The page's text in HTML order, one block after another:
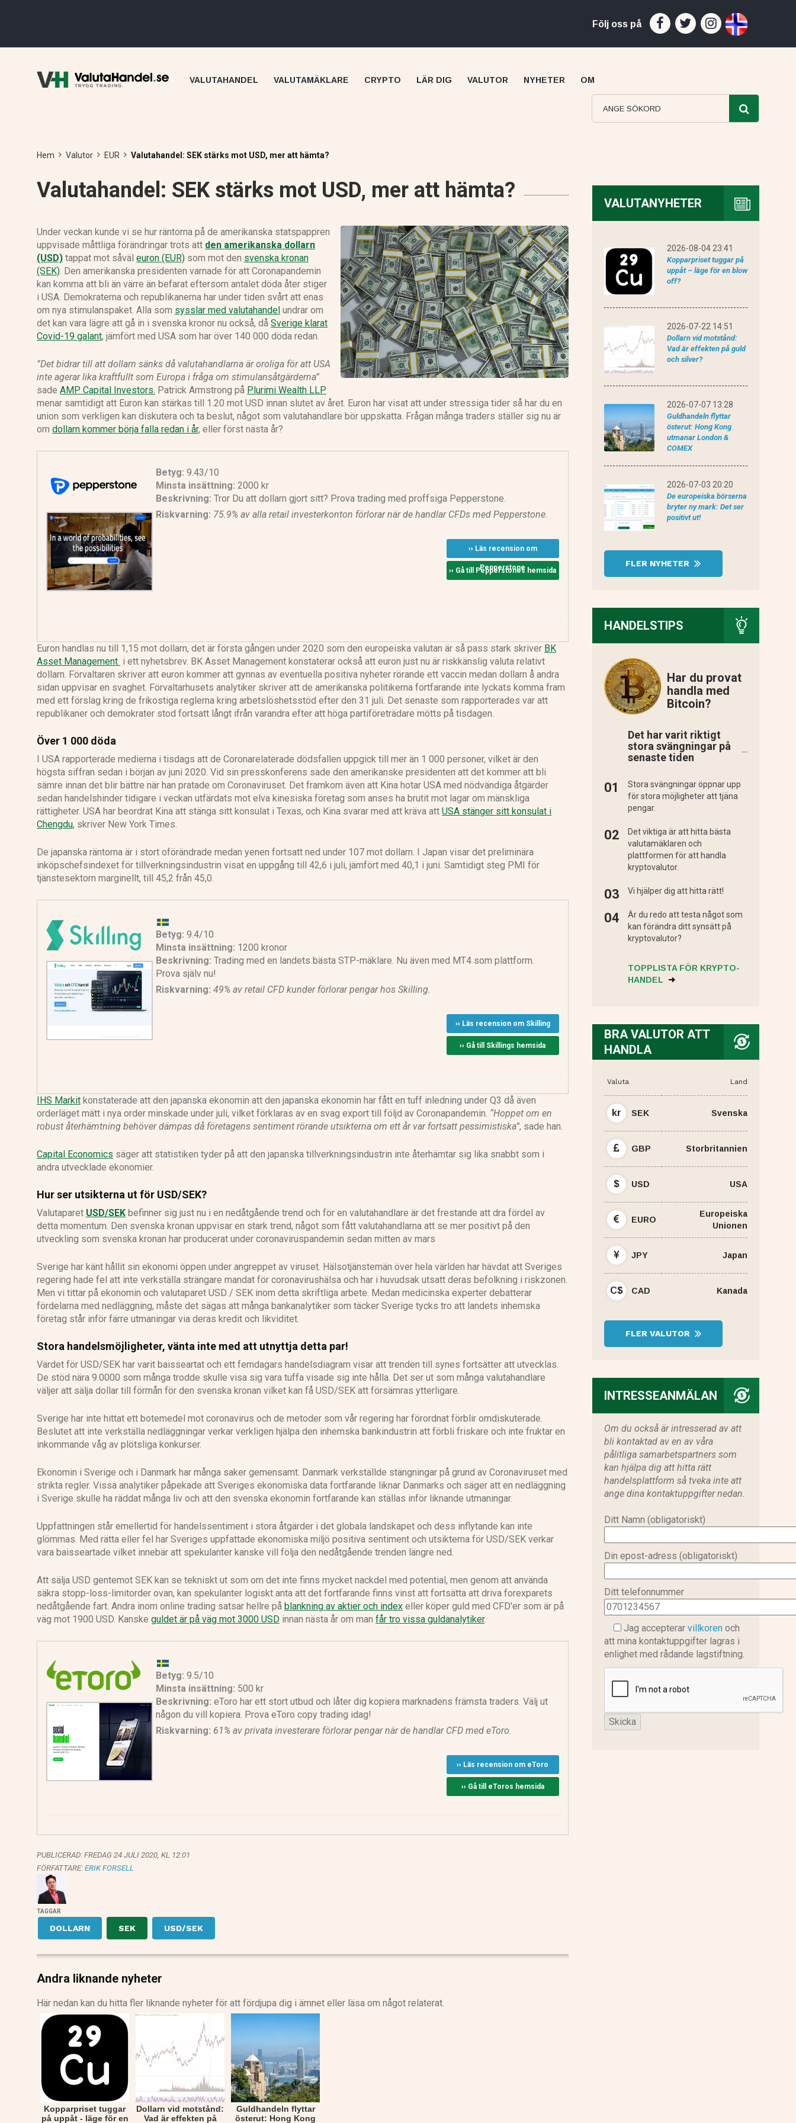
Följ oss på
VALUTAHANDEL VALUTAMÄKLARE
eToro recension CMC Markets recension
IG recension Plus 500 recension
CRYPTO LÄR DIG VALUTOR NYHETER OM
Hem Valutor EUR Valutahandel: SEK stärks mot USD, mer att hämta?
Valutahandel: SEK stärks mot USD, mer att hämta?
Under veckan kunde vi se hur räntorna på de amerikanska statspappren
uppvisade måttliga förändringar trots att den amerikanska dollarn
(USD) tappat mot såväl euron (EUR) som mot den svenska kronan
(SEK). Den amerikanska presidenten varnade för att Coronapandemin
kan komma att bli än värre än befarat eftersom antalet döda åter stiger
i USA. Demokraterna och republikanerna har under tiden svårt att enas
om nya stimulanspaket. Alla som sysslar med valutahandel undrar om
det kan vara lägre att gå in i svenska kronor nu också, då Sverige klarat
Covid-19 galant, jämfört med USA som har över 140 000 döda redan.
”Det bidrar till att dollarn sänks då valutahandlarna är oroliga för att USA
inte agerar lika kraftfullt som Europa i fråga om stimulansåtgärderna”
sade AMP Capital Investors. Patrick Armstrong på Plurimi Wealth LLP
menar samtidigt att Euron kan stärkas till 1.20 mot USD innan slutet av året. Euron har visat att under stressiga tider så har du en
union som verkligen kan diskutera och ta beslut, något som valutahandlare bör uppskatta. Frågan många traders ställer sig nu är
om dollarn kommer börja falla redan i år, eller först nästa år?
Betyg: 9.43/10
Minsta insättning: 2000 kr
Beskrivning: Tror Du att dollarn gjort sitt? Prova trading med proffsiga Pepperstone.
Riskvarning: 75.9% av alla retail investerkonton förlorar när de handlar CFDs med Pepperstone.
›› Läs recension om
Pepperstone
›› Gå till Pepperstones hemsida
Euron handlas nu till 1,15 mot dollarn, det är första gången under 2020 som den europeiska valutan är så pass stark skriver BK
Asset Management i ett nyhetsbrev. BK Asset Management konstaterar också att euron just nu är riskkänslig valuta relativt
dollarn. Förvaltaren skriver att euron kommer att gynnas av eventuella positiva nyheter rörande ett vaccin medan dollarn å andra
sidan uppvisar en svaghet. Förvaltarhusets analytiker skriver att de amerikanska politikerna fortfarande inte lyckats komma fram
med ett förslag kring de frikostiga reglerna kring arbetslöshetsstöd efter den 31 juli. Det senaste som rapporterades var att
republikaner och demokrater stod fortsatt långt ifrån varandra efter att höga partiföreträdare mötts på tisdagen.
Över 1 000 döda
I USA rapporterade medierna i tisdags att de Coronarelaterade dödsfallen uppgick till mer än 1 000 personer, vilket är den
högsta siffran sedan i början av juni 2020. Vid sin presskonferens sade den amerikanske presidenten att det kommer att bli
sämre innan det blir bättre när han pratade om Coronaviruset. Det framkom även att Kina hotar USA med nödvändiga åtgärder
sedan handelshinder tidigare i veckan utfärdats mot elva kinesiska företag som anses ha brutit mot lagar om mänskliga
rättigheter. USA har beordrat Kina att stänga sitt konsulat i Texas, och Kina svarar med att kräva att USA stänger sitt konsulat i
Chengdu, skriver New York Times.
De japanska räntorna är i stort oförändrade medan yenen fortsatt ned under 107 mot dollarn. I Japan visar det preliminära
inköpschefsindexet för tillverkningsindustrin visat en uppgång till 42,6 i juli, jämfört med 40,1 i juni. Samtidigt steg PMI för
tjänstesektorn marginellt, till 45,2 från 45,0.
Betyg: 9.4/10
Minsta insättning: 1200 kronor
Beskrivning: Trading med en landets bästa STP-mäklare. Nu även med MT4 som plattform.
Prova själv nu!
Riskvarning: 49% av retail CFD kunder förlorar pengar hos Skilling.
›› Läs recension om Skilling
›› Gå till Skillings hemsida
IHS Markit konstaterade att den japanska ekonomin att den japanska ekonomin har fått en tuff inledning under Q3 då även
orderläget mätt i nya order minskade under juli, vilket förklaras av en svag export till följd av Coronapandemin. “Hoppet om en
robust återhämtning behöver dämpas då företagens sentiment rörande utsikterna om ett år var fortsatt pessimistiska”, sade han.
Capital Economics säger att statistiken tyder på att den japanska tillverkningsindustrin inte återhämtar sig lika snabbt som i
andra utvecklade ekonomier.
Hur ser utsikterna ut för USD/SEK?
Valutaparet USD/SEK befinner sig just nu i en nedåtgående trend och för en valutahandlare är det frestande att dra fördel av
detta momentum. Den svenska kronan uppvisar en stark trend, något som fått valutahandlarna att se mer positivt på den
utveckling som svenska kronan har producerat under coronaviruspandemin sedan mitten av mars
Sverige har känt hållit sin ekonomi öppen under angreppet av viruset. Hälsotjänstemän över hela världen har hävdat att Sveriges
regering hade fel att inte verkställa strängare mandat för coronavirushälsa och har i huvudsak utsatt deras befolkning i riskzonen.
Men vi tittar på ekonomin och valutaparet USD / SEK inom detta skriftliga arbete. Medan medicinska experter debatterar
fördelarna med nedläggning, måste det sägas att många bankanalytiker som täcker Sverige tycks tro att landets inhemska
företag står inför färre utmaningar via deras kredit och likviditet.
Stora handelsmöjligheter, vänta inte med att utnyttja detta par!
Värdet för USD/SEK har varit baisseartat och ett femdagars handelsdiagram visar att trenden till synes fortsätter att utvecklas.
De stöd nära 9.0000 som många trodde skulle visa sig vara tuffa visade sig inte hålla. Det ser ut som många valutahandlare
väljer att sälja dollar till förmån för den svenska kronan vilket kan få USD/SEK att försämras ytterligare.
Sverige har inte hittat ett botemedel mot coronavirus och de metoder som vår regering har förordnat förblir omdiskuterade.
Beslutet att inte verkställa nedläggningar verkar verkligen hjälpa den inhemska bankindustrin att förbli friskare och inte fruktar en
inkommande våg av plötsliga konkurser.
Ekonomin i Sverige och i Danmark har många saker gemensamt. Danmark verkställde stängningar på grund av Coronaviruset med
strikta regler. Vissa analytiker påpekade att Sveriges ekonomiska data fortfarande liknar Danmarks och säger att en nedläggning
i Sverige skulle ha räddat många liv och att den svenska ekonomin fortfarande kan ställas inför liknande utmaningar.
Uppfattningen står emellertid för handelssentiment i stora åtgärder i det globala landskapet och dess inflytande kan inte
glömmas. Med rätta eller fel har Sveriges uppfattade ekonomiska miljö positiva sentiment och utsikterna för USD/SEK verkar
vara baisseartade vilket innebär att spekulanter kanske vill följa den nedåtgående trenden längre ned.
Att sälja USD gentemot SEK kan se tekniskt ut som om det inte finns mycket nackdel med potential, men genom att använda
säkra stopp-loss-limitorder ovan, kan spekulanter logiskt anta att det fortfarande finns vinst att fortsätta att driva forexparets
nedåtgående fart. Andra inom online trading satsar hellre på blankning av aktier och index eller köper guld med CFD'er som är på
väg mot 1900 USD. Kanske guldet är på väg mot 3000 USD innan nästa år om man får tro vissa guldanalytiker.
Betyg: 9.5/10
Minsta insättning: 500 kr
Beskrivning: eToro har ett stort utbud och låter dig kopiera marknadens främsta traders. Välj ut
någon du vill kopiera. Prova eToro copy trading idag!
Riskvarning: 61% av privata investerare förlorar pengar när de handlar CFD med eToro.
›› Läs recension om eToro
›› Gå till eToros hemsida
PUBLICERAD: FREDAG 24 JULI 2020, KL 12:01
FÖRFATTARE: ERIK FORSELL
TAGGAR
DOLLARN SEK USD/SEK
Andra liknande nyheter
Här nedan kan du hitta fler liknande nyheter för att fördjupa dig i ämnet eller läsa om något relaterat.
Kopparpriset tuggar
på uppåt - läge för en
Dollarn vid motstånd:
Vad är effekten på
Guldhandeln flyttar
österut: Hong Kong
VALUTANYHETER
2026-08-04 23:41
Kopparpriset tuggar på
uppåt – läge för en blow
off?
2026-07-22 14:51
Dollarn vid motstånd:
Vad är effekten på guld
och silver?
2026-07-07 13:28
Guldhandeln flyttar
österut: Hong Kong
utmanar London &
COMEX
2026-07-03 20:20
De europeiska börserna
bryter ny mark: Det ser
positivt ut!
FLER NYHETER
HANDELSTIPS
Har du provat
handla med
Bitcoin?
Det har varit riktigt
stora svängningar på
senaste tiden
Stora svängningar öppnar upp
för stora möjligheter att tjäna
pengar.
Det viktiga är att hitta bästa
valutamäklaren och
plattformen för att handla
kryptovalutor.
Vi hjälper dig att hitta rätt!
Är du redo att testa något som
kan förändra ditt synsätt på
kryptovalutor?
TOPPLISTA FÖR KRYPTO-
HANDEL
BRA VALUTOR ATT
HANDLA
Valuta Land
kr SEK Svenska
GBP Storbritannien
$ USD USA
EURO
Europeiska
Unionen
JPY Japan
C$ CAD Kanada
FLER VALUTOR
INTRESSEANMÄLAN
Om du också är intresserad av att
bli kontaktad av en av våra
pålitliga samarbetspartners som
kan hjälpa dig att hitta rätt
handelsplattform så tveka inte att
ange dina kontaktuppgifter nedan.
Ditt Namn (obligatoriskt)
Din epost-adress (obligatoriskt)
Ditt telefonnummer
Jag accepterar villkorenoch
att mina kontaktuppgifter lagras i
enlighet med rådande lagstiftning.